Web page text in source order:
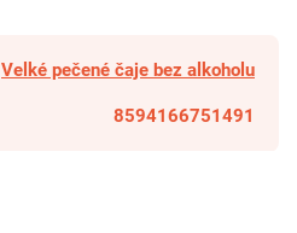
Velké pečené čaje bez alkoholu
8594166751491